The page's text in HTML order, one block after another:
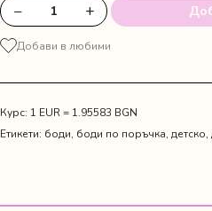
количество
за
Боди
Мики
"Първата
− +
Добави в любими
Курс: 1 EUR = 1.95583 BGN
Етикети: боди, боди по поръчка, детско,